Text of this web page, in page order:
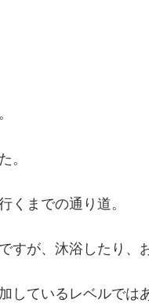
。
くまでの通り道。
すが、沐浴したり、
しているレベルでは